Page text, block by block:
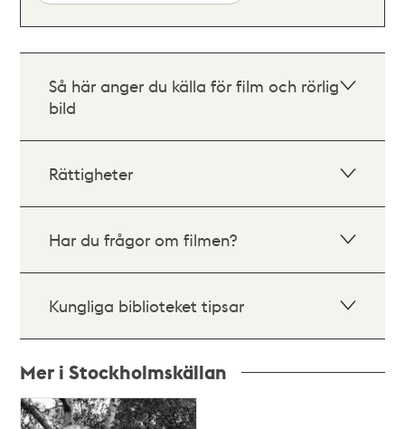
Så här anger du källa för film och rörlig
bild
Rättigheter
Har du frågor om filmen?
Kungliga biblioteket tipsar
Mer i Stockholmskällan
Relaterade